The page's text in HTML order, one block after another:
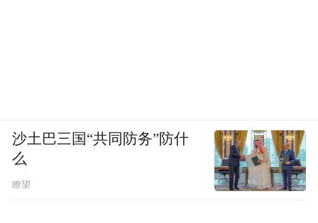
沙土巴三国“共同防务”防什
么
瞭望